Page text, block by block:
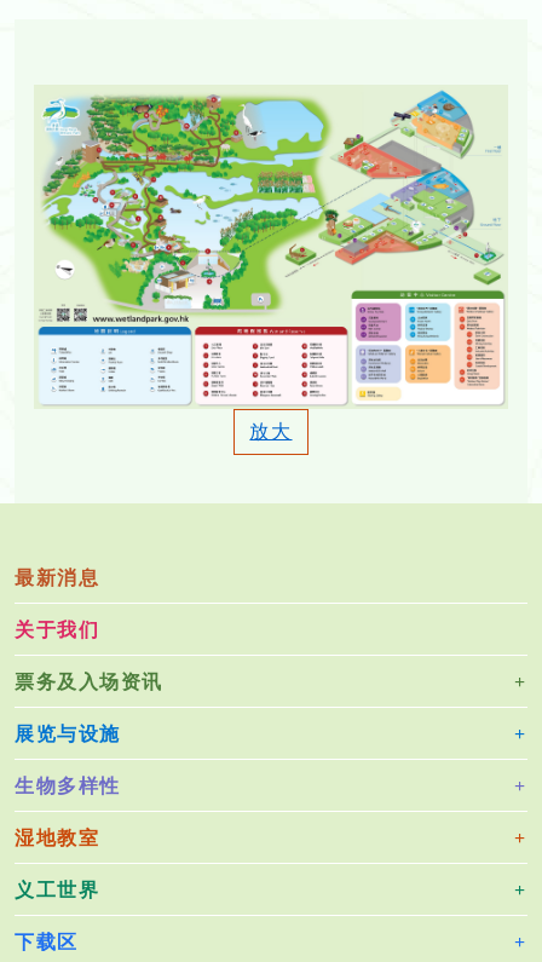
放大
最新消息
关于我们
票务及入场资讯
展览与设施
生物多样性
湿地教室
义工世界
下载区